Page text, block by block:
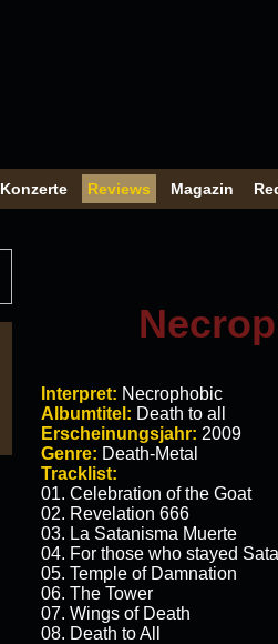
Konzerte Reviews Magazin
Interpret: Necrophobic
Albumtitel: Death to all
Erscheinungsjahr: 2009
Genre: Death-Metal
Tracklist:
01. Celebration of the Goat
02. Revelation 666
03. La Satanisma Muerte
04. For those who stayed
05. Temple of Damnation
06. The Tower
07. Wings of Death
08. Death to All